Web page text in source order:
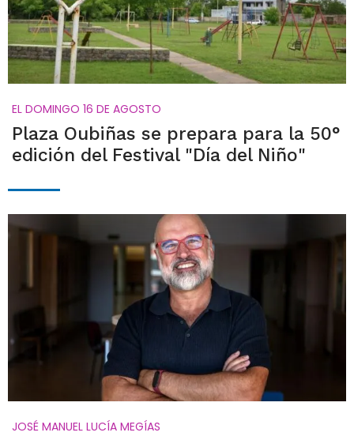
EL DOMINGO 16 DE AGOSTO
Plaza Oubiñas se prepara para la 50°
edición del Festival "Día del Niño"
JOSÉ MANUEL LUCÍA MEGÍAS